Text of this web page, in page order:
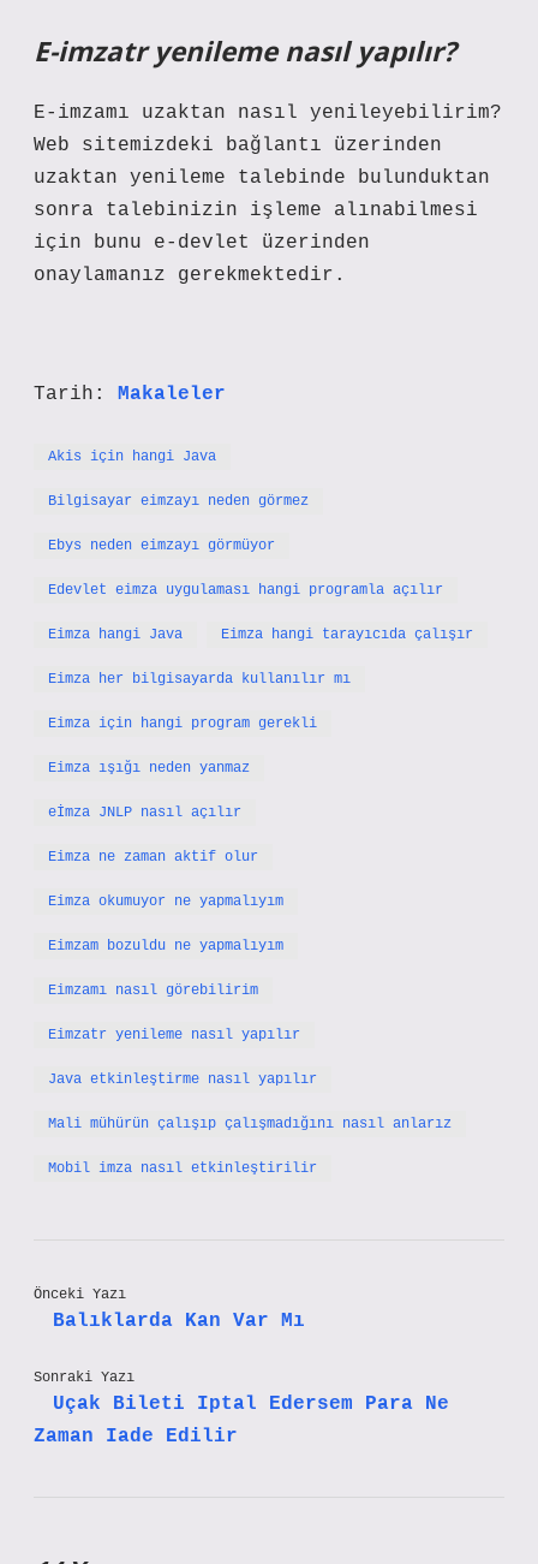
E-imzatr yenileme nasıl yapılır?
E-imzamı uzaktan nasıl yenileyebilirim?
Web sitemizdeki bağlantı üzerinden
uzaktan yenileme talebinde bulunduktan
sonra talebinizin işleme alınabilmesi
için bunu e-devlet üzerinden
onaylamanız gerekmektedir.
Tarih: Makaleler
Akis için hangi Java
Bilgisayar eimzayı neden görmez
Ebys neden eimzayı görmüyor
Edevlet eimza uygulaması hangi programla açılır
Eimza hangi Java Eimza hangi tarayıcıda çalışır
Eimza her bilgisayarda kullanılır mı
Eimza için hangi program gerekli
Eimza ışığı neden yanmaz
eİmza JNLP nasıl açılır
Eimza ne zaman aktif olur
Eimza okumuyor ne yapmalıyım
Eimzam bozuldu ne yapmalıyım
Eimzamı nasıl görebilirim
Eimzatr yenileme nasıl yapılır
Java etkinleştirme nasıl yapılır
Mali mühürün çalışıp çalışmadığını nasıl anlarız
Mobil imza nasıl etkinleştirilir
Önceki Yazı
Balıklarda Kan Var Mı
Sonraki Yazı
Uçak Bileti Iptal Edersem Para Ne
Zaman Iade Edilir